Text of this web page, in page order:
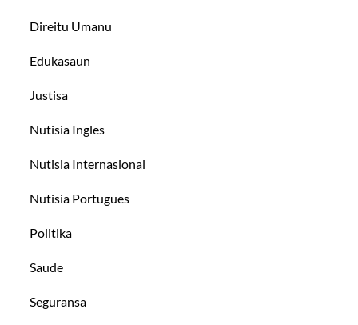
Direitu Umanu
Edukasaun
Justisa
Nutisia Ingles
Nutisia Internasional
Nutisia Portugues
Politika
Saude
Seguransa